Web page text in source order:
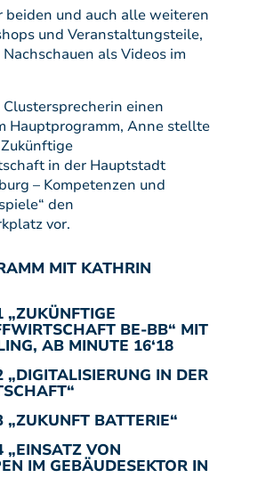
beiden und auch alle weiteren
und Veranstaltungsteile,
als Videos im
einen
Hauptprogramm, Anne stellte
in der Hauptstadt
– Kompetenzen und
den
vor.
MIT KATHRIN
BE-BB“ MIT
AB MINUTE 16‘18
IN DER
BATTERIE“
VON
IM GEBÄUDESEKTOR IN